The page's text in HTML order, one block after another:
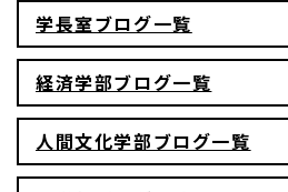
学長室ブログ一覧
経済学部ブログ一覧
人間文化学部ブログ一覧